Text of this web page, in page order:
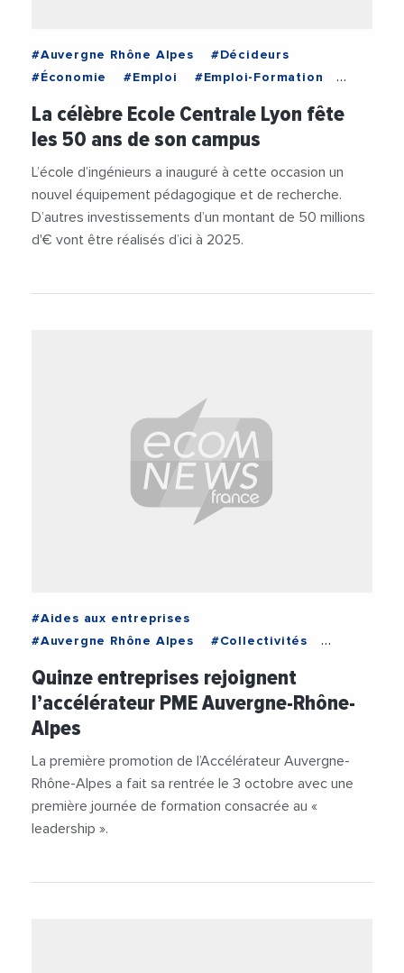
#Auvergne Rhône Alpes
#Décideurs
#Économie
#Emploi
#Emploi-Formation
La célèbre Ecole Centrale Lyon fête
les 50 ans de son campus
L’école d’ingénieurs a inauguré à cette occasion un
nouvel équipement pédagogique et de recherche.
D’autres investissements d’un montant de 50 millions
d'€ vont être réalisés d’ici à 2025.
#Aides aux entreprises
#Auvergne Rhône Alpes
#Collectivités
Quinze entreprises rejoignent
l’accélérateur PME Auvergne-Rhône-
Alpes
La première promotion de l’Accélérateur Auvergne-
Rhône-Alpes a fait sa rentrée le 3 octobre avec une
première journée de formation consacrée au «
leadership ».